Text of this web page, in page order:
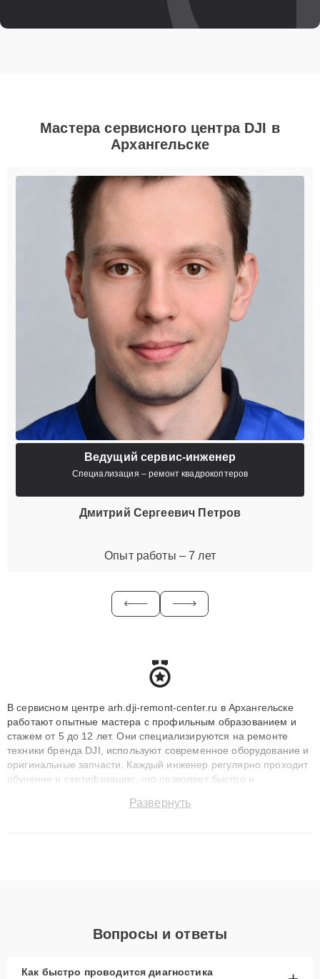
Мастера сервисного центра DJI в
Архангельске
Ведущий сервис-инженер
Специализация – ремонт квадрокоптеров
Дмитрий Сергеевич Петров
Опыт работы – 7 лет
В сервисном центре arh.dji-remont-center.ru в Архангельске
работают опытные мастера с профильным образованием и
стажем от 5 до 12 лет. Они специализируются на ремонте
техники бренда DJI, используют современное оборудование и
оригинальные запчасти. Каждый инженер регулярно проходит
обучение и сертификацию, что позволяет быстро и
сохранением гарантии до 3 лет. Наши мастера решают
Развернуть
Вопросы и ответы
Как быстро проводится диагностика